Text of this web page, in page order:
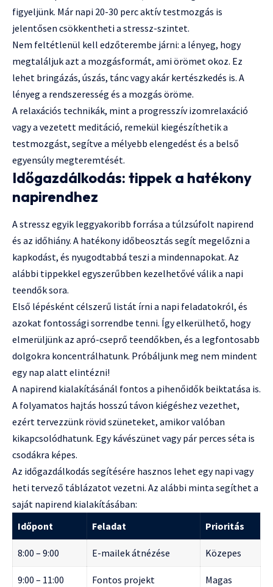
figyeljünk. Már napi 20-30 perc aktív testmozgás is
jelentősen csökkentheti a stressz-szintet.
Nem feltétlenül kell edzőterembe járni: a lényeg, hogy
megtaláljuk azt a mozgásformát, ami örömet okoz. Ez
lehet bringázás, úszás, tánc vagy akár kertészkedés is. A
lényeg a rendszeresség és a mozgás öröme.
A relaxációs technikák, mint a progresszív izomrelaxáció
vagy a vezetett meditáció, remekül kiegészíthetik a
testmozgást, segítve a mélyebb elengedést és a belső
egyensúly megteremtését.
Időgazdálkodás: tippek a hatékony
napirendhez
A stressz egyik leggyakoribb forrása a túlzsúfolt napirend
és az időhiány. A hatékony időbeosztás segít megelőzni a
kapkodást, és nyugodtabbá teszi a mindennapokat. Az
alábbi tippekkel egyszerűbben kezelhetővé válik a napi
teendők sora.
Első lépésként célszerű listát írni a napi feladatokról, és
azokat fontossági sorrendbe tenni. Így elkerülhető, hogy
elmerüljünk az apró-cseprő teendőkben, és a legfontosabb
dolgokra koncentrálhatunk. Próbáljunk meg nem mindent
egy nap alatt elintézni!
A napirend kialakításánál fontos a pihenőidők beiktatása is.
A folyamatos hajtás hosszú távon kiégéshez vezethet,
ezért tervezzünk rövid szüneteket, amikor valóban
kikapcsolódhatunk. Egy kávészünet vagy pár perces séta is
csodákra képes.
Az időgazdálkodás segítésére hasznos lehet egy napi vagy
heti tervező táblázatot vezetni. Az alábbi minta segíthet a
saját napirend kialakításában:
Időpont
Feladat Prioritás
8:00 – 9:00 E-mailek átnézése Közepes
9:00 – 11:00 Fontos projekt Magas